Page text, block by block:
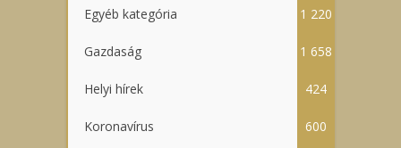
Egyéb kategória 1 220
Gazdaság 1 658
Helyi hírek 424
Koronavírus 600